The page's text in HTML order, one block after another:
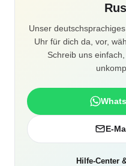
Unser
Uhr für dich da, vor,
Schreib uns
E-
Hilfe-Center